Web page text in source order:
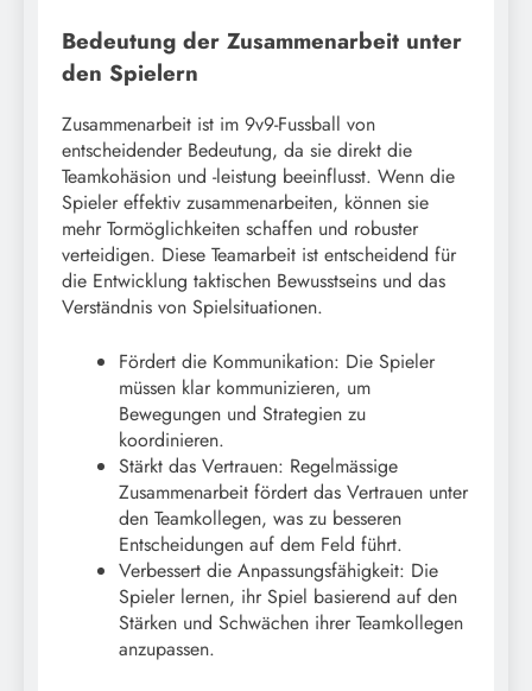
Bedeutung der Zusammenarbeit unter
den Spielern
Zusammenarbeit ist im 9v9-Fussball von
entscheidender Bedeutung, da sie direkt die
Teamkohäsion und -leistung beeinflusst. Wenn die
Spieler effektiv zusammenarbeiten, können sie
mehr Tormöglichkeiten schaffen und robuster
verteidigen. Diese Teamarbeit ist entscheidend für
die Entwicklung taktischen Bewusstseins und das
Verständnis von Spielsituationen.
Fördert die Kommunikation: Die Spieler
müssen klar kommunizieren, um
Bewegungen und Strategien zu
koordinieren.
Stärkt das Vertrauen: Regelmässige
Zusammenarbeit fördert das Vertrauen unter
den Teamkollegen, was zu besseren
Entscheidungen auf dem Feld führt.
Verbessert die Anpassungsfähigkeit: Die
Spieler lernen, ihr Spiel basierend auf den
Stärken und Schwächen ihrer Teamkollegen
anzupassen.